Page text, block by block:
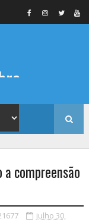
compreensão
julho 30,